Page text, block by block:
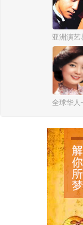
亚洲演艺
全球华人